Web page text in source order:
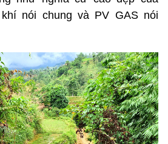
nói chung và PV GAS nói